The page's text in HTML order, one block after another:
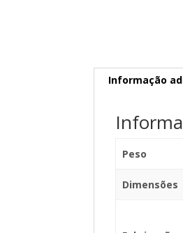
Informação
Peso
Dimensões